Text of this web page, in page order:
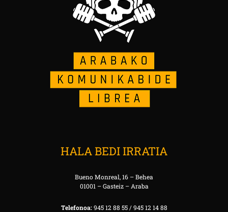
HALA BEDI IRRATIA
Bueno Monreal, 16 – Behea
01001 – Gasteiz – Araba
Telefonoa:945 12 88 55 / 945 12 14 88